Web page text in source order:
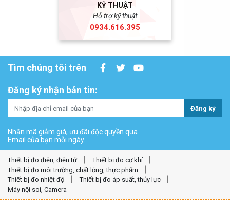
KỸ THUẬT
Hỗ trợ kỹ thuật
0934.616.395
Tìm chúng tôi trên
Đăng ký nhận bản tin:
Đăng ký
Nhận mã giảm giá, ưu đãi độc quyền qua
Email của bạn mỗi ngày.
Thiết bị đo điện, điện tử
Thiết bị đo cơ khí
Thiết bị đo môi trường, chất lỏng, thực phẩm
Thiết bị đo nhiệt độ
Thiết bị đo áp suất, thủy lực
Máy nội soi, Camera